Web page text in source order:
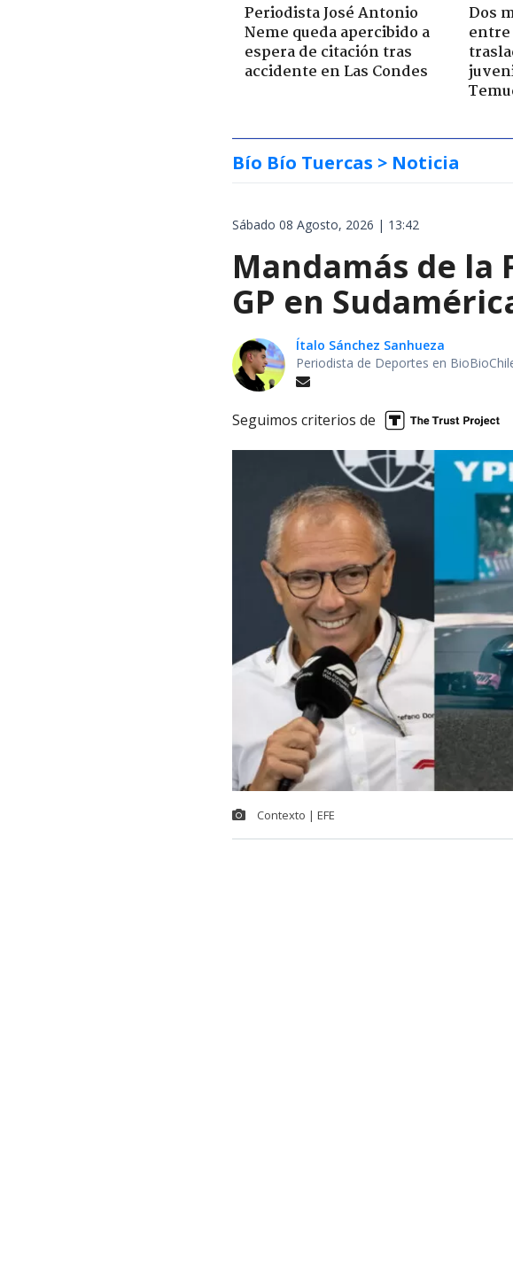
Periodista José Antonio
Neme queda apercibido a
espera de citación tras
accidente en Las Condes
Dos
entre
Bío Bío Tuercas > Noticia
Sábado 08 Agosto, 2026 | 13:42
Mandamás de
GP en
Ítalo Sánchez Sanhueza
Periodista de Deportes en
Seguimos criterios de
Contexto | EFE